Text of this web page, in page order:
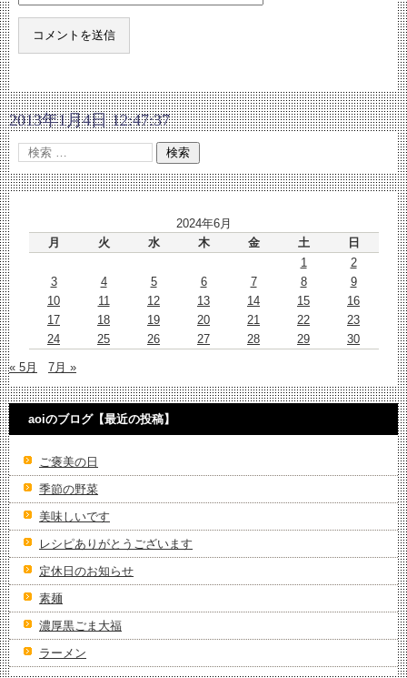
2013年1月4日 12:47:37
2024年6月
月
火 水 木 金 土
日
1
2
3
4 5 6 7 8
9
10
11 12 13 14 15
16
17
18 19 20 21 22
23
24
25 26 27 28 29 30
« 5月 7月 »
aoiのブログ【最近の投稿】
ご褒美の日
季節の野菜
美味しいです
レシピありがとうございます
定休日のお知らせ
素麺
濃厚黒ごま大福
ラーメン